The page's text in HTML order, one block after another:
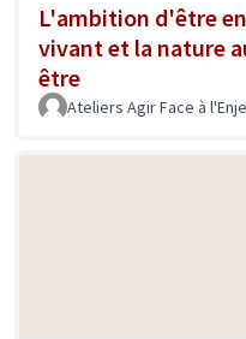
L'ambition d'être
vivant et la nature
être
Ateliers Agir Face à